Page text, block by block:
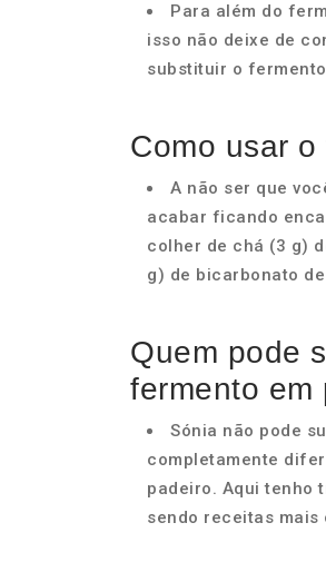
Para além do
isso não deixe de
substituir o
Como usar
A não ser que
acabar ficando
colher de chá (3 g)
g) de bicarbonato
Quem pode
fermento em
Sónia não pode
completamente
padeiro. Aqui tenho
sendo receitas